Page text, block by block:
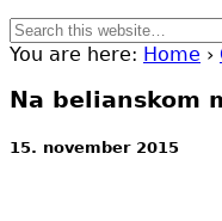
You are here: Home ›
Na belianskom
15. november 2015